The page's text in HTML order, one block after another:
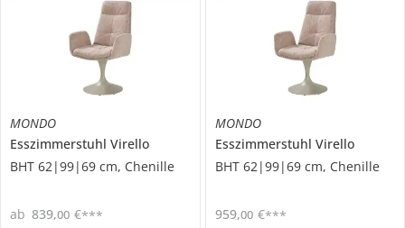
MONDO
Esszimmerstuhl Virello
BHT 62|99|69 cm, Chenille
ab 839,00 €***
MONDO
Esszimmerstuhl Virello
BHT 62|99|69 cm, Chenille
959,00 €***